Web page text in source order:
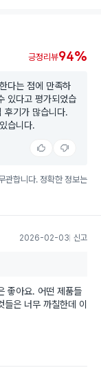
긍정리뷰94%
다는 점에 만족하
있다고 평가되었습
후기가 많습니다.
습니다.
관합니다. 정확한 정보는
2026-02-03 신고
좋아요. 어떤 제품들
은 너무 까칠한데 이